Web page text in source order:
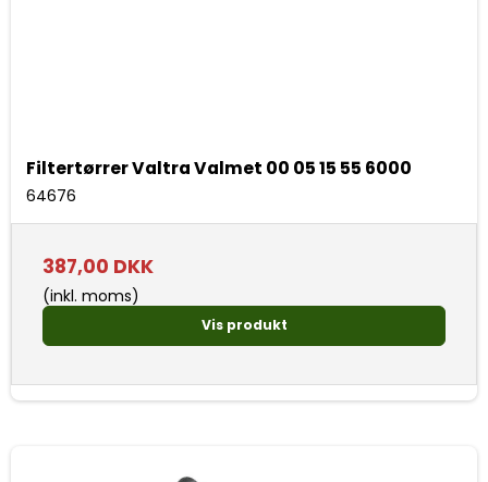
Filtertørrer Valtra Valmet 00 05 15 55 6000
64676
387,00 DKK
(inkl. moms)
Vis produkt